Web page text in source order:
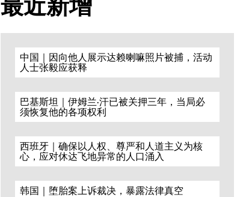
中国｜因向他人展示达赖喇嘛照片被捕，活动
人士张毅应获释
巴基斯坦｜伊姆兰·汗已被关押三年，当局必
须恢复他的各项权利
西班牙｜确保以人权、尊严和人道主义为核
心，应对休达飞地异常的人口涌入
韩国｜堕胎案上诉裁决，暴露法律真空